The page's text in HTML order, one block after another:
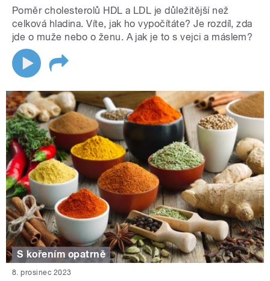
Poměr cholesterolů HDL a LDL je důležitější než
celková hladina. Víte, jak ho vypočítáte? Je rozdíl, zda
jde o muže nebo o ženu. A jak je to s vejci a máslem?
S kořením opatrně
8. prosinec 2023